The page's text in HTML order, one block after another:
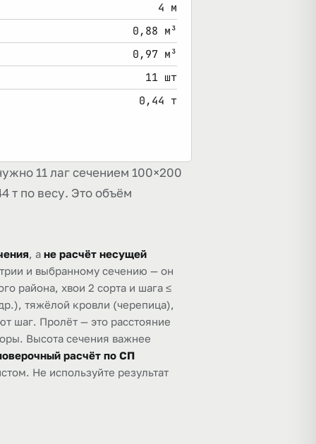
4 м
0,88 м³
0,97 м³
11 шт
0,44 т
11 лаг сечением 100×200
т по весу. Это объём
, а не расчёт несущей
и выбранному сечению — он
района, хвои 2 сорта и шага ≤
тяжёлой кровли (черепица),
шаг. Пролёт — это расстояние
Высота сечения важнее
расчёт по СП
Не используйте результат